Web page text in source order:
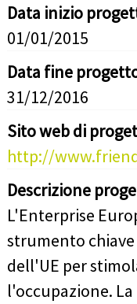
Data inizio
01/01/2015
Data fine
31/12/2016
Sito web di
http://
Descrizione
L'Enterprise
strumento
dell'UE per
l'occupazione.